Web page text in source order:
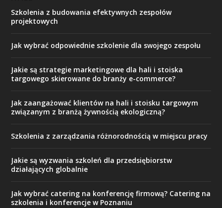
Szkolenia z budowania efektywnych zespołów
projektowych
Jak wybrać odpowiednie szkolenie dla swojego zespołu
Jakie są strategie marketingowe dla hali i stoiska
targowego skierowane do branży e-commerce?
Jak zaangażować klientów na hali i stoisku targowym
związanym z branżą żywnością ekologiczną?
Szkolenia z zarządzania różnorodnością w miejscu pracy
Jakie są wyzwania szkoleń dla przedsiębiorstw
działających globalnie
Jak wybrać catering na konferencję firmową? Catering na
szkolenia i konferencje w Poznaniu